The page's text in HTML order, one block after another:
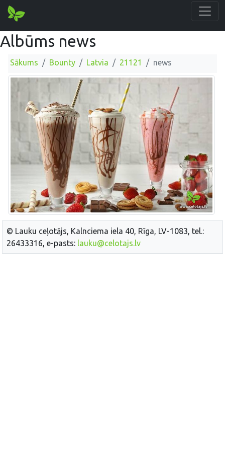
Albūms news
Sākums Bounty Latvia 21121 news
© Lauku ceļotājs, Kalnciema iela 40, Rīga, LV-1083, tel.:
26433316, e-pasts: lauku@celotajs.lv